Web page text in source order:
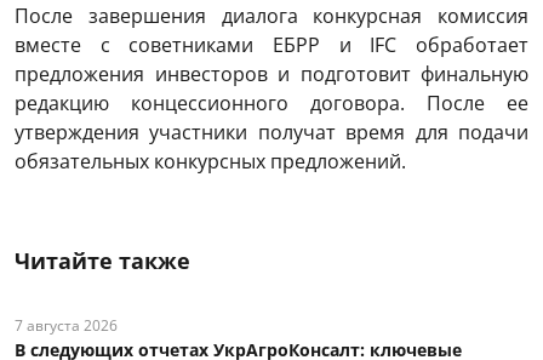
После завершения диалога конкурсная комиссия
вместе с советниками ЕБРР и IFC обработает
предложения инвесторов и подготовит финальную
редакцию концессионного договора. После ее
утверждения участники получат время для подачи
обязательных конкурсных предложений.
Читайте также
7 августа 2026
В следующих отчетах УкрАгроКонсалт: ключевые